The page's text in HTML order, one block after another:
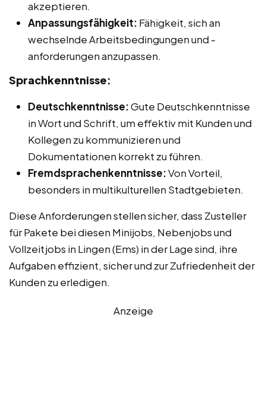
akzeptieren.
Anpassungsfähigkeit: Fähigkeit, sich an
wechselnde Arbeitsbedingungen und -
anforderungen anzupassen.
Sprachkenntnisse:
Deutschkenntnisse:Gute Deutschkenntnisse
in Wort und Schrift, um effektiv mit Kunden und
Kollegen zu kommunizieren und
Dokumentationen korrekt zu führen.
Fremdsprachenkenntnisse:Von Vorteil,
besonders in multikulturellen Stadtgebieten.
Diese Anforderungen stellen sicher, dass Zusteller
für Pakete bei diesen Minijobs, Nebenjobs und
Vollzeitjobs in Lingen (Ems) in der Lage sind, ihre
Aufgaben effizient, sicher und zur Zufriedenheit der
Kunden zu erledigen.
Anzeige